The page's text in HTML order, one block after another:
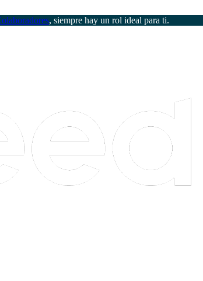
, siempre hay un rol ideal para ti.